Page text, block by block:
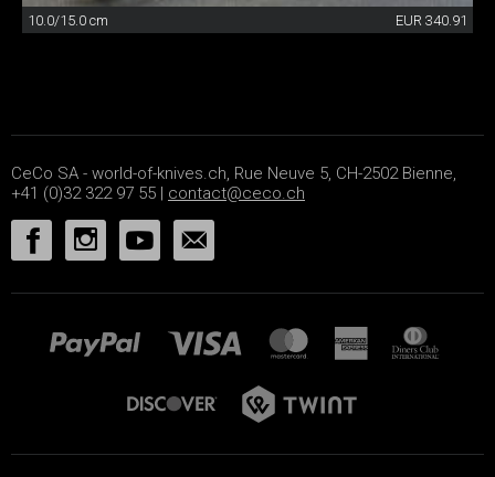
10.0/15.0 cm EUR 340.91
CeCo SA - world-of-knives.ch, Rue Neuve 5, CH-2502 Bienne,
+41 (0)32 322 97 55 | contact@ceco.ch